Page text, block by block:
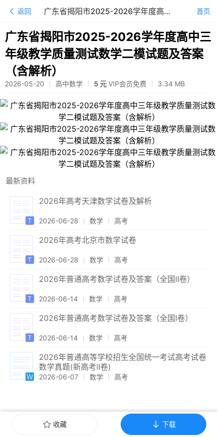
返回 广东省揭阳市2025-2026学年度高中三年级教学质量测试数学二模试题及答案（含解析） 首页
广东省揭阳市2025-2026学年度高中三
年级教学质量测试数学二模试题及答案
（含解析）
2026-05-20 高中数学 5 元 VIP会员免费 3.34 MB
最新资料
2026年高考天津数学试卷及解析
2026-06-28 数学 高考
2026年高考北京市数学试卷
2026-06-28 数学 高考
2026年普通高考数学试卷及答案（全国Ⅱ卷）
2026-06-14 数学 高考
2026年普通高考数学试卷及答案（全国Ⅰ卷）
2026-06-14 数学 高考
2026年普通高等学校招生全国统一考试高考试卷
数学真题(新高考II卷)
2026-06-07 数学 高考
收藏 下载